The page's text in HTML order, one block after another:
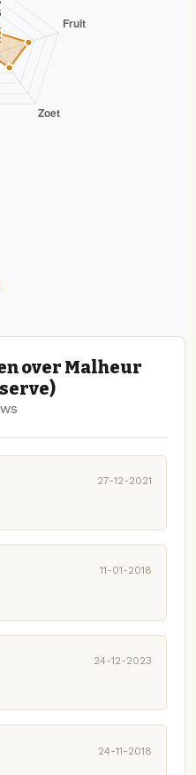
over Malheur
27-12-2021
11-01-2018
24-12-2023
24-11-2018